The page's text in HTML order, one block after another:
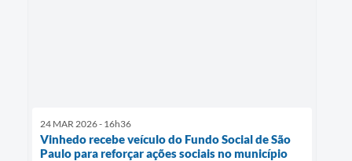
24 MAR 2026 - 16h36
Vinhedo recebe veículo do Fundo Social de São
Paulo para reforçar ações sociais no município